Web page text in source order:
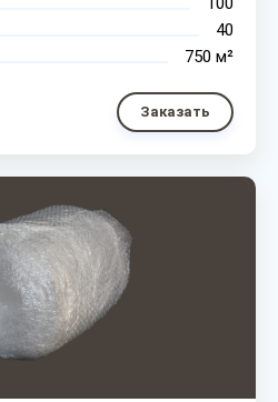
40
750 м²
Заказать